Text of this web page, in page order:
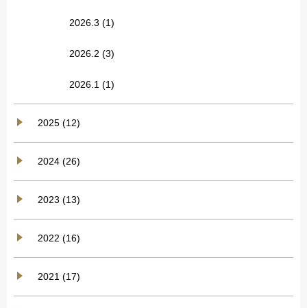
2026.3 (1)
2026.2 (3)
2026.1 (1)
2025 (12)
2024 (26)
2023 (13)
2022 (16)
2021 (17)